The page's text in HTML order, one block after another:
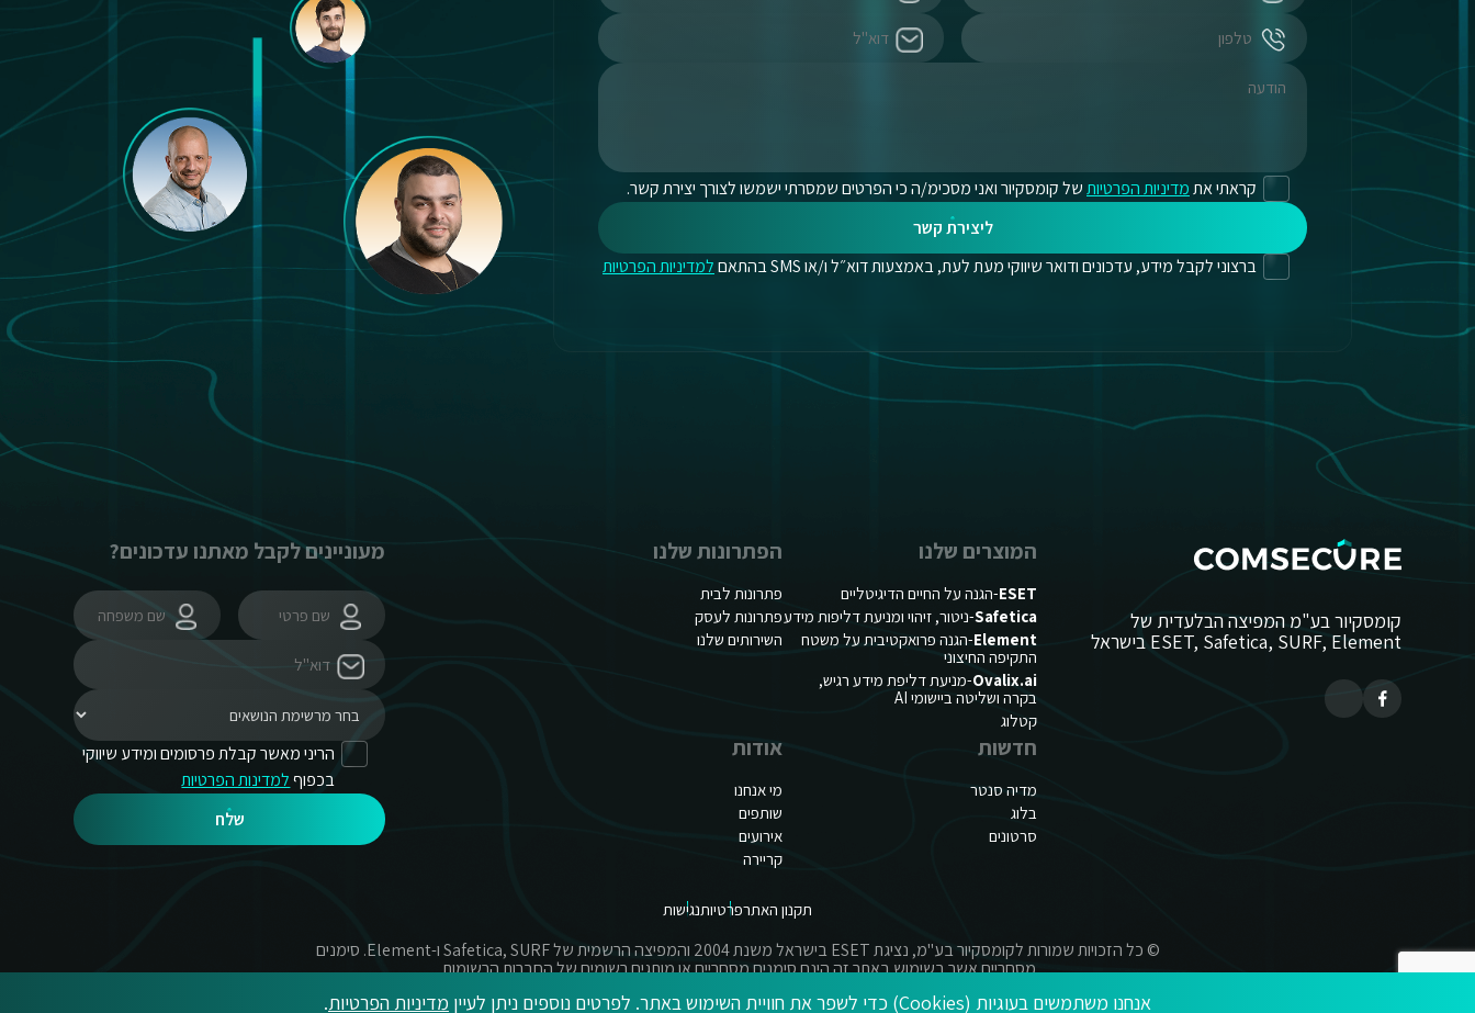
קראתי אתמדיניות הפרטיותשל קומסקיור ואני מסכימ/ה כי הפרטים שמסרתי ישמשו לצורך יצירת קשר.
ליצירת קשר
ברצוני לקבל מידע, עדכונים ודואר שיווקי מעת לעת, באמצעות דוא״ל ו/או SMS בהתאם
למדיניות הפרטיות
קומסקיור בע"מ המפיצה הבלעדית של
ESET, Safetica, SURF, Element בישראל
המוצרים שלנו
ESET-הגנה על החיים הדיגיטליים
Safetica-ניטור, זיהוי ומניעת דליפות מידע
Element-הגנה פרואקטיבית על משטח
התקיפה החיצוני
Ovalix.ai-מניעת דליפת מידע רגיש,
בקרה ושליטה ביישומי AI
קטלוג
הפתרונות שלנו
פתרונות לבית
פתרונות לעסק
השירותים שלנו
חדשות
מדיה סנטר
בלוג
סרטונים
אודות
מי אנחנו
שותפים
אירועים
קריירה
מעוניינים לקבל מאתנו עדכונים?
הריני מאשר קבלת פרסומים ומידע שיווקי
בכפוףלמדינות הפרטיות
שלח
תקנון האתרפרטיותנגישות
© כל הזכויות שמורות לקומסקיור בע"מ, נציגת ESET בישראל משנת 2004 והמפיצה הרשמית של Safetica, SURF ו-Element. סימנים
מסחריים אשר בשימוש באתר זה הינם סימנים מסחריים או מותגים רשומים של החברות הרשומות.